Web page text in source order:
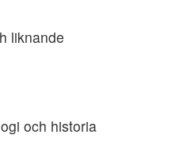
liknande
och historia